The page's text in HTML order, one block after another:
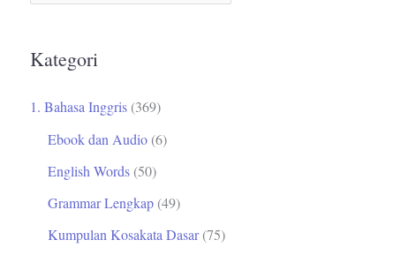
i
u
Kategori
1. Bahasa Inggris (369)
Ebook dan Audio (6)
English Words (50)
Grammar Lengkap (49)
Kumpulan Kosakata Dasar(75)